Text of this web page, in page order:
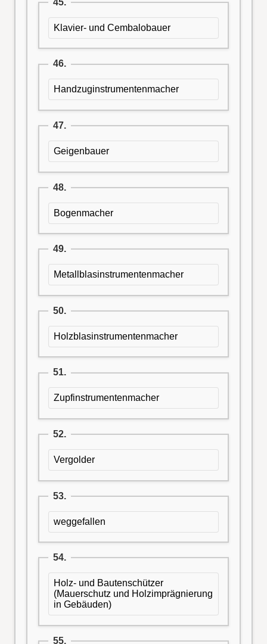
Klavier- und Cembalobauer
46.
Handzuginstrumentenmacher
47.
Geigenbauer
48.
Bogenmacher
49.
Metallblasinstrumentenmacher
50.
Holzblasinstrumentenmacher
51.
Zupfinstrumentenmacher
52.
Vergolder
53.
weggefallen
54.
Holz- und Bautenschützer
(Mauerschutz und Holzimprägnierung
in Gebäuden)
55.